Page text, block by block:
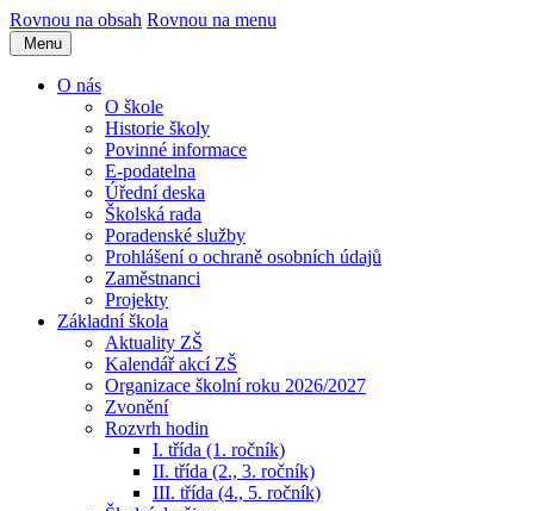
Rovnou na obsah Rovnou na menu
Menu
O nás
O škole
Historie školy
Povinné informace
E-podatelna
Úřední deska
Školská rada
Poradenské služby
Prohlášení o ochraně osobních údajů
Zaměstnanci
Projekty
Základní škola
Aktuality ZŠ
Kalendář akcí ZŠ
Organizace školní roku 2026/2027
Zvonění
Rozvrh hodin
I. třída (1. ročník)
II. třída (2., 3. ročník)
III. třída (4., 5. ročník)